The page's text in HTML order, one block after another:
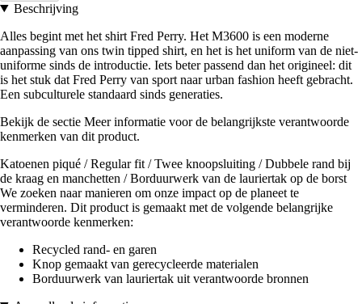
Beschrijving
Alles begint met het shirt Fred Perry. Het M3600 is een moderne
aanpassing van ons twin tipped shirt, en het is het uniform van de niet-
uniforme sinds de introductie. Iets beter passend dan het origineel: dit
is het stuk dat Fred Perry van sport naar urban fashion heeft gebracht.
Een subculturele standaard sinds generaties.
Bekijk de sectie Meer informatie voor de belangrijkste verantwoorde
kenmerken van dit product.
Katoenen piqué / Regular fit / Twee knoopsluiting / Dubbele rand bij
de kraag en manchetten / Borduurwerk van de lauriertak op de borst
We zoeken naar manieren om onze impact op de planeet te
verminderen. Dit product is gemaakt met de volgende belangrijke
verantwoorde kenmerken:
Recycled rand- en garen
Knop gemaakt van gerecycleerde materialen
Borduurwerk van lauriertak uit verantwoorde bronnen